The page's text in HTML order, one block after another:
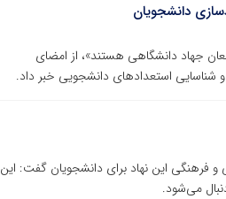
دانشجویان
جهاد دانشگاهی هستند»، از امضای
و شناسایی استعدادهای دانشجویی خبر داد.
و فرهنگی این نهاد برای دانشجویان گفت: این
می‌شود.